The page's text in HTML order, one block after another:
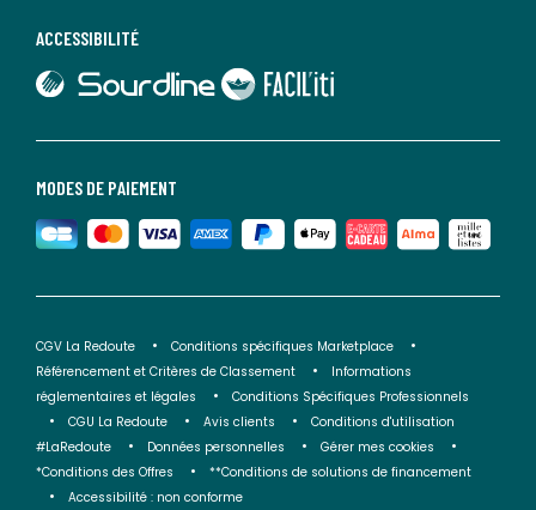
MODES DE PAIEMENT
ACCESSIBILITÉ
lien vers Faciliti
CGV La Redoute
Conditions spécifiques Marketplace
Référencement et Critères de Classement
Informations
réglementaires et légales
Conditions Spécifiques Professionnels
CGU La Redoute
Avis clients
Conditions d'utilisation
#LaRedoute
Données personnelles
Gérer mes cookies
*Conditions des Offres
**Conditions de solutions de financement
Accessibilité : non conforme